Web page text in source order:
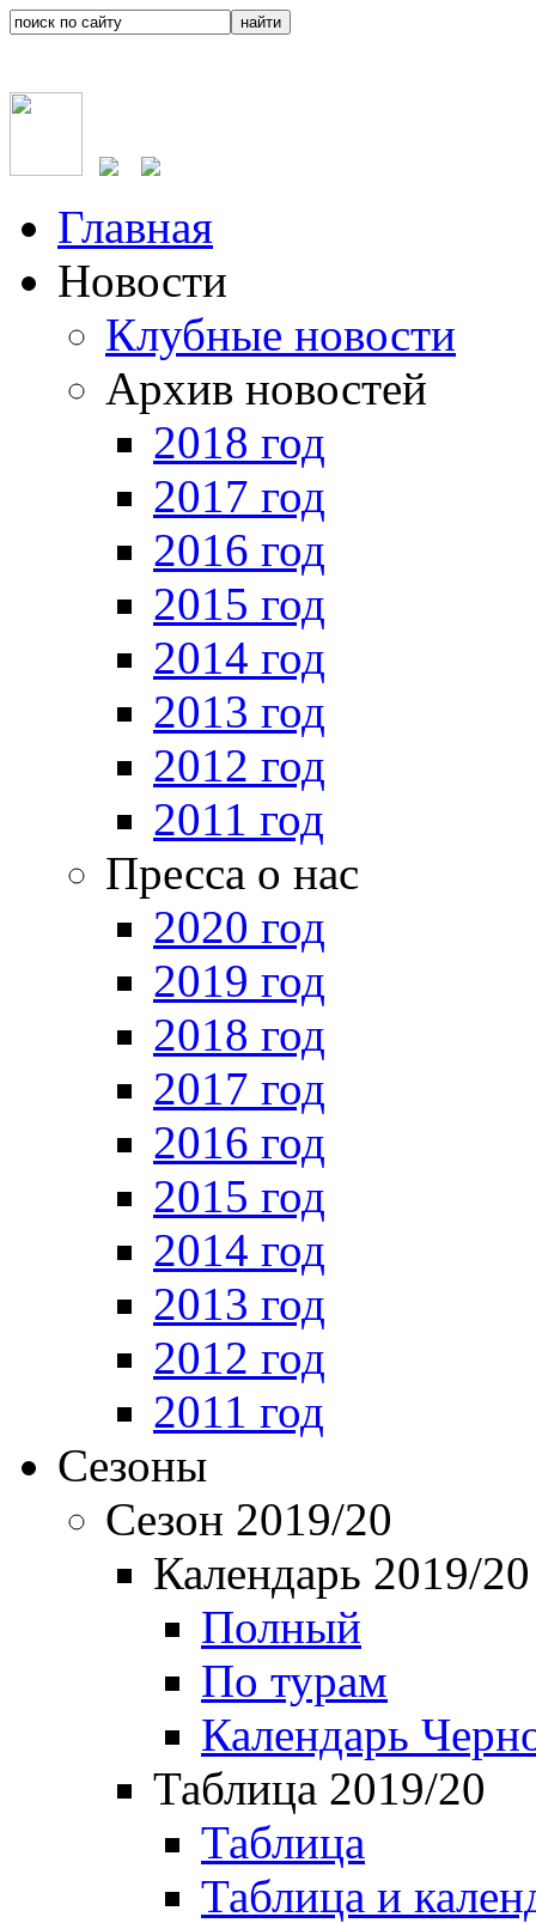
Главная
Новости
Клубные новости
Архив новостей
2018 год
2017 год
2016 год
2015 год
2014 год
2013 год
2012 год
2011 год
Пресса о нас
2020 год
2019 год
2018 год
2017 год
2016 год
2015 год
2014 год
2013 год
2012 год
2011 год
Сезоны
Сезон 2019/20
Календарь 2019/20
Полный
По турам
Календарь
Таблица 2019/20
Таблица
Таблица и